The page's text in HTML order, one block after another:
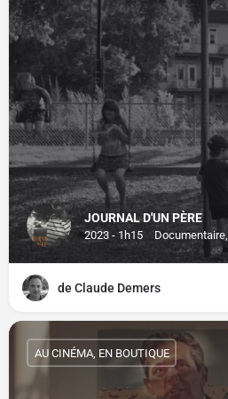
JOURNAL D'UN PÈRE
2023 - 1h15
de Claude Demers
AU CINÉMA, EN BOUTIQUE